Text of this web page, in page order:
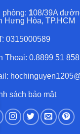
phòng: 108/39A
Hưng Hòa, TP.HCM
0315000589
Thoại: 0.8899 51 858
sách bảo mật